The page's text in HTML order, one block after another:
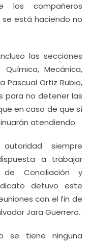
los compañeros
está haciendo no
las secciones
Mecánica,
Pascual Ortiz Rubio,
para no detener las
en caso de que sí
atendiendo.
siempre
a trabajar
Conciliación y
detuvo este
con el fin de
Jara Guerrero.
se tiene ninguna